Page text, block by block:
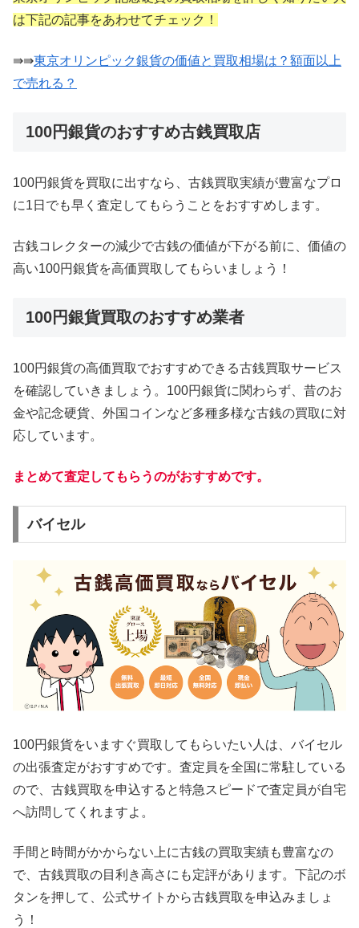
は下記の記事をあわせてチェック！
⇛⇛東京オリンピック銀貨の価値と買取相場は？額面以上
で売れる？
100円銀貨のおすすめ古銭買取店
100円銀貨を買取に出すなら、古銭買取実績が豊富なプロ
に1日でも早く査定してもらうことをおすすめします。
古銭コレクターの減少で古銭の価値が下がる前に、価値の
高い100円銀貨を高価買取してもらいましょう！
100円銀貨買取のおすすめ業者
100円銀貨の高価買取でおすすめできる古銭買取サービス
を確認していきましょう。100円銀貨に関わらず、昔のお
金や記念硬貨、外国コインなど多種多様な古銭の買取に対
応しています。
まとめて査定してもらうのがおすすめです。
バイセル
100円銀貨をいますぐ買取してもらいたい人は、バイセル
の出張査定がおすすめです。査定員を全国に常駐している
ので、古銭買取を申込すると特急スピードで査定員が自宅
へ訪問してくれますよ。
手間と時間がかからない上に古銭の買取実績も豊富なの
で、古銭買取の目利き高さにも定評があります。下記のボ
タンを押して、公式サイトから古銭買取を申込みましょ
う！